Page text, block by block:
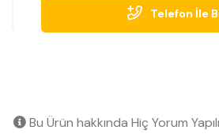
Telefon İle
Bu Ürün hakkında Hiç Yorum